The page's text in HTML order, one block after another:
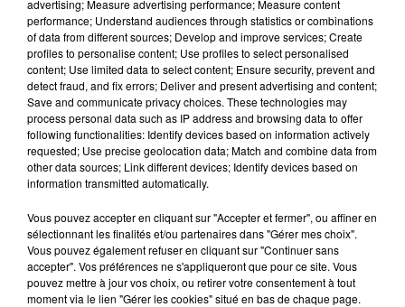
6 août 2026
Quinze hectares de chaume brûlés à
Unverre
advertising; Measure advertising performance; Measure content
performance; Understand audiences through statistics or combinations
of data from different sources; Develop and improve services; Create
profiles to personalise content; Use profiles to select personalised
content; Use limited data to select content; Ensure security, prevent and
detect fraud, and fix errors; Deliver and present advertising and content;
Save and communicate privacy choices. These technologies may
process personal data such as IP address and browsing data to offer
following functionalities: Identify devices based on information actively
requested; Use precise geolocation data; Match and combine data from
other data sources; Link different devices; Identify devices based on
information transmitted automatically.
Vous pouvez accepter en cliquant sur "Accepter et fermer", ou affiner en
sélectionnant les finalités et/ou partenaires dans "Gérer mes choix".
Vous pouvez également refuser en cliquant sur "Continuer sans
accepter". Vos préférences ne s'appliqueront que pour ce site. Vous
pouvez mettre à jour vos choix, ou retirer votre consentement à tout
moment via le lien "Gérer les cookies" situé en bas de chaque page.